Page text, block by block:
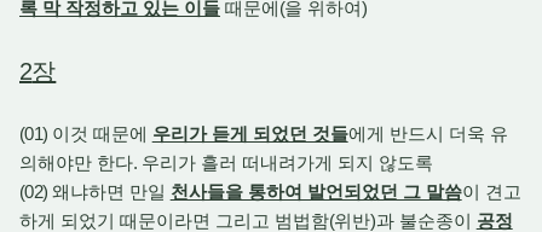
록 막 작정하고 있는 이들 때문에(을 위하여)
2장
(01) 이것 때문에 우리가 듣게 되었던 것들에게 반드시 더욱 유
의해야만 한다. 우리가 흘러 떠내려가게 되지 않도록
(02) 왜냐하면 만일 천사들을 통하여 발언되었던 그 말씀이 견고
하게 되었기 때문이라면 그리고 범법함(위반)과 불순종이 공정